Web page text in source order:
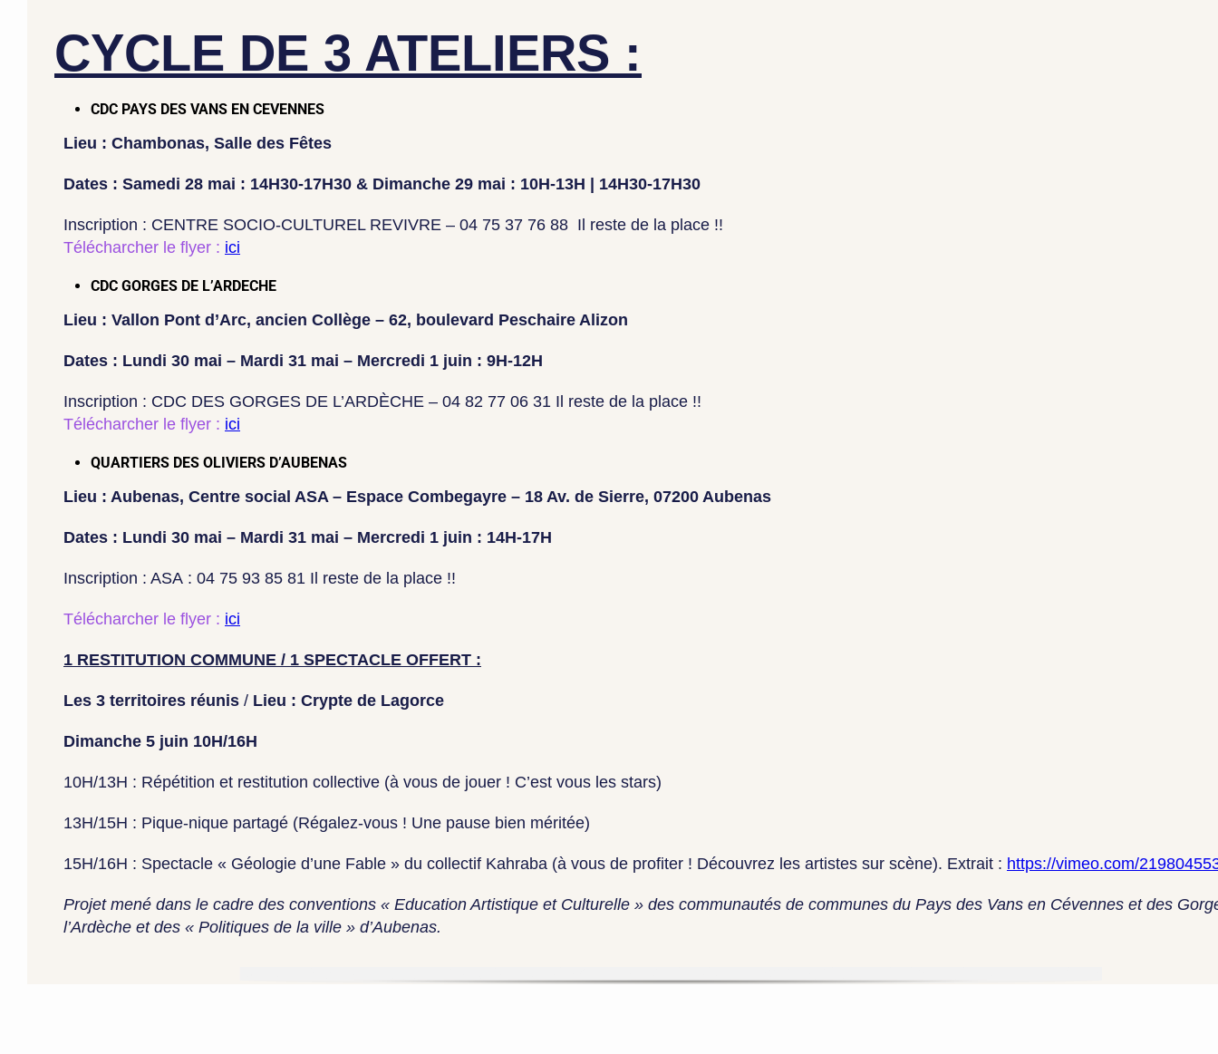
CYCLE DE 3 ATELIERS :
CDC PAYS DES VANS EN CEVENNES
Lieu : Chambonas, Salle des Fêtes
Dates : Samedi 28 mai : 14H30-17H30 & Dimanche 29 mai : 10H-13H | 14H30-17H30
Inscription : CENTRE SOCIO-CULTUREL REVIVRE – 04 75 37 76 88 Il reste de la place !!
Télécharcher le flyer : ici
CDC GORGES DE L’ARDECHE
Lieu : Vallon Pont d’Arc, ancien Collège – 62, boulevard Peschaire Alizon
Dates : Lundi 30 mai – Mardi 31 mai – Mercredi 1 juin : 9H-12H
Inscription : CDC DES GORGES DE L’ARDÈCHE – 04 82 77 06 31 Il reste de la place !!
Télécharcher le flyer : ici
QUARTIERS DES OLIVIERS D’AUBENAS
Lieu : Aubenas, Centre social ASA – Espace Combegayre – 18 Av. de Sierre, 07200 Aubenas
Dates : Lundi 30 mai – Mardi 31 mai – Mercredi 1 juin : 14H-17H
Inscription : ASA : 04 75 93 85 81 Il reste de la place !!
Télécharcher le flyer : ici
1 RESTITUTION COMMUNE / 1 SPECTACLE OFFERT :
Les 3 territoires réunis / Lieu : Crypte de Lagorce
Dimanche 5 juin 10H/16H
10H/13H : Répétition et restitution collective (à vous de jouer ! C’est vous les stars)
13H/15H : Pique-nique partagé (Régalez-vous ! Une pause bien méritée)
15H/16H : Spectacle « Géologie d’une Fable » du collectif Kahraba (à vous de profiter ! Découvrez les artistes sur scène). Extrait : https://vimeo.com/
Projet mené dans le cadre des conventions « Education Artistique et Culturelle » des communautés de communes du Pays des Vans en Cévennes et des
l’Ardèche et des « Politiques de la ville » d’Aubenas.